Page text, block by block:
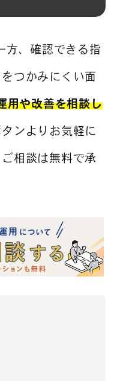
方、確認できる指
つかみにくい面
用や改善を相談し
ンよりお気軽に
相談は無料で承